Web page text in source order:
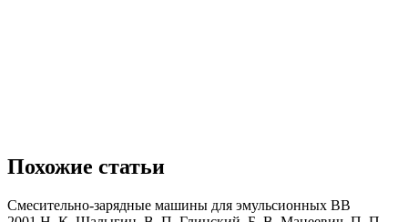
Похожие статьи
Смесительно-зарядные машины для эмульсионных ВВ